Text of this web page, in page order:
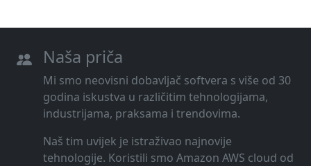
Naša priča
Mi smo neovisni dobavljač softvera s više od 30
godina iskustva u različitim tehnologijama,
industrijama, praksama i trendovima.
Naš tim uvijek je istraživao najnovije
tehnologije. Koristili smo Amazon AWS cloud od